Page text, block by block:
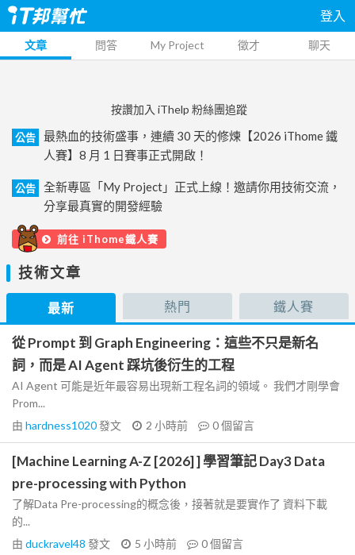
登入
文章 問答 My Project 徵才 聊天
按讚加入 iThelp 粉絲團追蹤
公告
最熱血的技術盛事，連續 30 天的修煉【2026 iThome 鐵
人賽】8 月 1 日賽事正式開啟！
公告
全新專區「My Project」正式上線！邀請你用技術交流，
分享最真實的開發經驗
前往 iThome鐵人賽
技術文章
最新 熱門 鐵人賽
從 Prompt 到 Graph Engineering：這些不只是新名
詞，而是 AI Agent 踩坑後衍生的工程
AI Agent 可能是近年最容易出現新工程名詞的領域。 我們才剛學會
Prom...
由 hardness1020發文 2 小時前 0個留言
[Machine Learning A-Z [2026] ] 學習筆記 Day3 Data
pre-processing with Python
了解Data Pre-processing的概念後，接著就是要實作了 資料下載
的...
由 duckravel48 發文 5 小時前 0個留言